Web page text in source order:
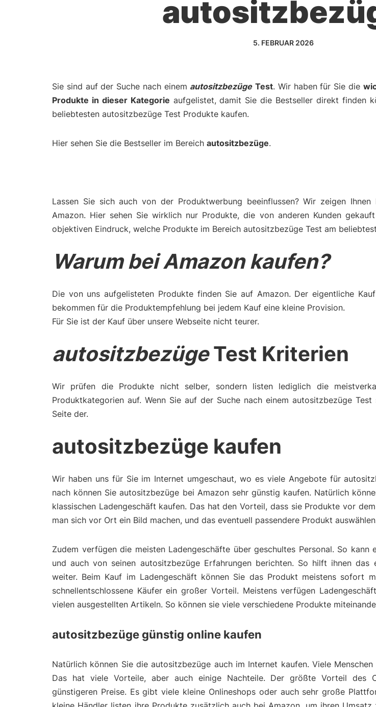
5. FEBRUAR 2026
Sie sind auf der Suche nach einem autositzbezüge Test. Wir haben für Sie die
Produkte in dieser Kategorie aufgelistet, damit Sie die Bestseller direkt finden
beliebtesten autositzbezüge Test Produkte kaufen.
Hier sehen Sie die Bestseller im Bereich autositzbezüge.
Lassen Sie sich auch von der Produktwerbung beeinflussen? Wir zeigen
Amazon. Hier sehen Sie wirklich nur Produkte, die von anderen Kunden
objektiven Eindruck, welche Produkte im Bereich autositzbezüge Test am
Warum bei Amazon kaufen?
Die von uns aufgelisteten Produkte finden Sie auf Amazon. Der eigentliche
bekommen für die Produktempfehlung bei jedem Kauf eine kleine Provision.
Für Sie ist der Kauf über unsere Webseite nicht teurer.
autositzbezügeTest Kriterien
Wir prüfen die Produkte nicht selber, sondern listen lediglich die
Produktkategorien auf. Wenn Sie auf der Suche nach einem autositzbezüge
Seite der.
autositzbezüge kaufen
Wir haben uns für Sie im Internet umgeschaut, wo es viele Angebote für
nach können Sie autositzbezüge bei Amazon sehr günstig kaufen. Natürlich
klassischen Ladengeschäft kaufen. Das hat den Vorteil, dass sie Produkte vor
man sich vor Ort ein Bild machen, und das eventuell passendere Produkt
Zudem verfügen die meisten Ladengeschäfte über geschultes Personal. So kann
und auch von seinen autositzbezüge Erfahrungen berichten. So hilft ihnen das
weiter. Beim Kauf im Ladengeschäft können Sie das Produkt meistens sofort
schnellentschlossene Käufer ein großer Vorteil. Meistens verfügen
vielen ausgestellten Artikeln. So können sie viele verschiedene Produkte
autositzbezüge günstig online kaufen
Natürlich können Sie die autositzbezüge auch im Internet kaufen. Viele
Das hat viele Vorteile, aber auch einige Nachteile. Der größte Vorteil des
günstigeren Preise. Es gibt viele kleine Onlineshops oder auch sehr große